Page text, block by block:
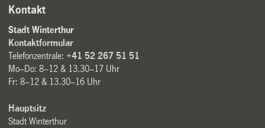
Kontakt
Stadt Winterthur
Kontaktformular
Telefonzentrale:+41 52 267 51 51
Mo–Do: 8–12 & 13.30–17 Uhr
Fr: 8–12 & 13.30–16 Uhr
Hauptsitz
Stadt Winterthur